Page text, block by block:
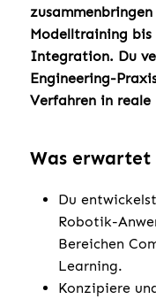
Modelltraining
Integration. Du
Engineering-
Verfahren in reale
Was erwartet
Du
Robotik-
Bereichen
Learning.
Konzipiere